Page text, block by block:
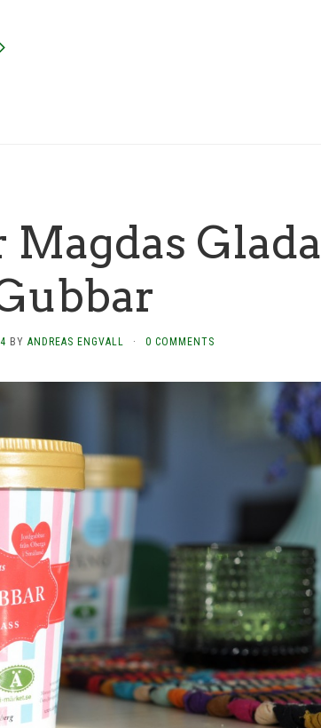
Glada
BY ANDREAS ENGVALL · 0 COMMENTS